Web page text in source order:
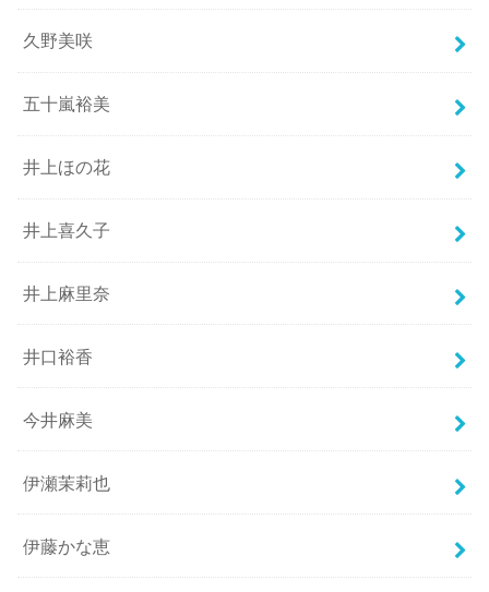
久野美咲
五十嵐裕美
井上ほの花
井上喜久子
井上麻里奈
井口裕香
今井麻美
伊瀬茉莉也
伊藤かな恵